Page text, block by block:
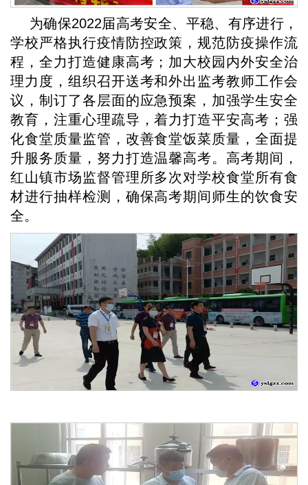
为确保2022届高考安全、平稳、有序进行，
学校严格执行疫情防控政策，规范防疫操作流
程，全力打造健康高考；加大校园内外安全治
理力度，组织召开送考和外出监考教师工作会
议，制订了各层面的应急预案，加强学生安全
教育，注重心理疏导，着力打造平安高考；强
化食堂质量监管，改善食堂饭菜质量，全面提
升服务质量，努力打造温馨高考。高考期间，
红山镇市场监督管理所多次对学校食堂所有食
材进行抽样检测，确保高考期间师生的饮食安
全。